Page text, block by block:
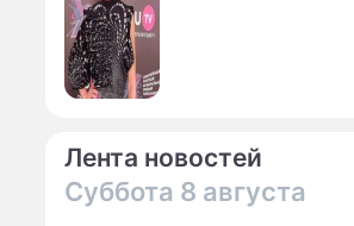
Лента новостей
Суббота 8 августа